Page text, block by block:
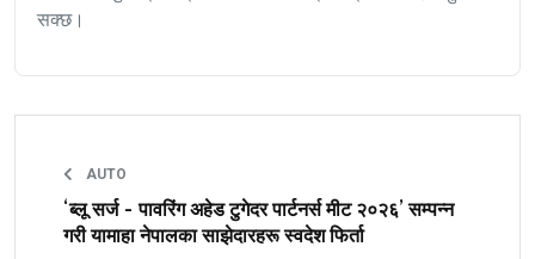
सक्छ।
AUTO
‘ब्लू सर्ज - पावरिंग अहेड टुगेदर पार्टनर्स मीट २०२६’ सम्पन्न
गरी यामाहा नेपालका साझेदारहरू स्वदेश फिर्ता